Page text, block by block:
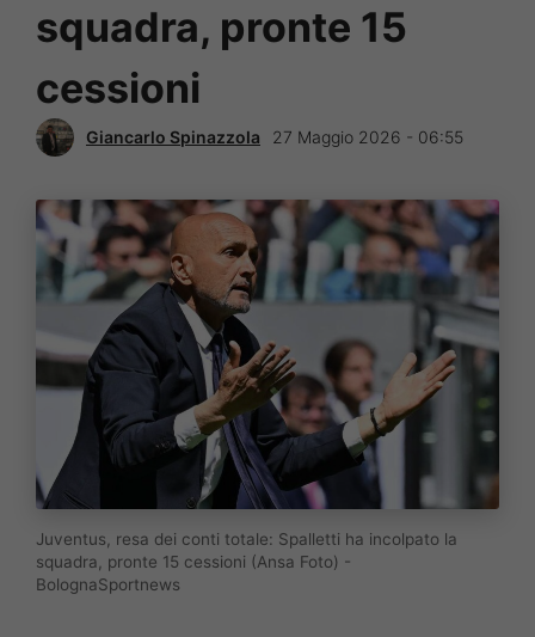
squadra, pronte 15
cessioni
Giancarlo Spinazzola 27 Maggio 2026 - 06:55
Juventus, resa dei conti totale: Spalletti ha incolpato la
squadra, pronte 15 cessioni (Ansa Foto) -
BolognaSportnews